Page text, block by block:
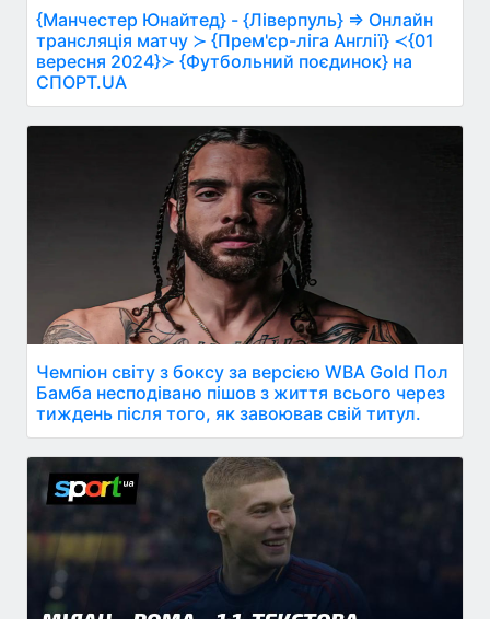
{Манчестер Юнайтед} - {Ліверпуль} ⇒ Онлайн
трансляція матчу ≻ {Прем'єр-ліга Англії} ≺{01
вересня 2024}≻ {Футбольний поєдинок} на
СПОРТ.UA
Чемпіон світу з боксу за версією WBA Gold Пол
Бамба несподівано пішов з життя всього через
тиждень після того, як завоював свій титул.